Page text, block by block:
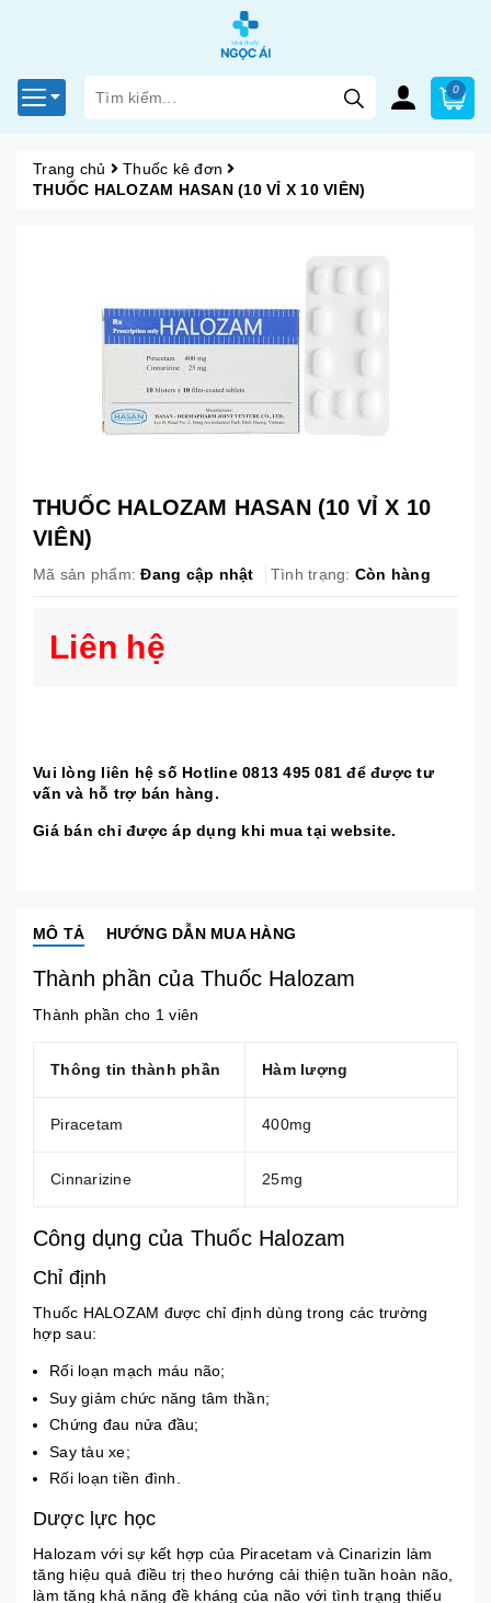
0
Trang chủ
Thuốc kê đơn
THUỐC HALOZAM HASAN (10 VỈ X 10 VIÊN)
THUỐC HALOZAM HASAN (10 VỈ X 10
VIÊN)
Mã sản phẩm: Đang cập nhật Tình trạng: Còn hàng
Liên hệ
Vui lòng liên hệ số Hotline 0813 495 081 để được tư
vấn và hỗ trợ bán hàng.
Giá bán chỉ được áp dụng khi mua tại website.
MÔ TẢ HƯỚNG DẪN MUA HÀNG
Thành phần của Thuốc Halozam
Thành phần cho 1 viên
Thông tin thành phần Hàm lượng
Piracetam 400mg
Cinnarizine 25mg
Công dụng của Thuốc Halozam
Chỉ định
Thuốc HALOZAM được chỉ định dùng trong các trường
hợp sau:
Rối loạn mạch máu não;
Suy giảm chức năng tâm thần;
Chứng đau nửa đầu;
Say tàu xe;
Rối loạn tiền đình.
Dược lực học
Halozam với sự kết hợp của Piracetam và Cinarizin làm
tăng hiệu quả điều trị theo hướng cải thiện tuần hoàn não,
làm tăng khả năng đề kháng của não với tình trạng thiếu